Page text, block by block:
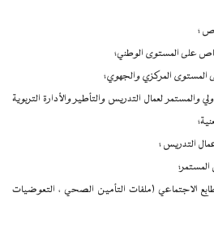
؛
على المستوى الوطني؛
المركزي والجهوي؛
والمستمر لعمال التدريس والتأطير والأدارة التربوية
التدريس ؛
الاجتماعي (ملفات التأمين الصحي ، التعوضيات